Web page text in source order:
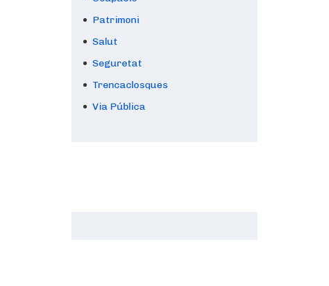
Patrimoni
Salut
Seguretat
Trencaclosques
Via Pública